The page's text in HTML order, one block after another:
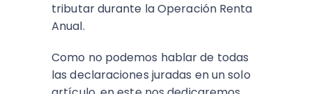
tributar durante la Operación Renta
Anual.
Como no podemos hablar de todas
las declaraciones juradas en un solo